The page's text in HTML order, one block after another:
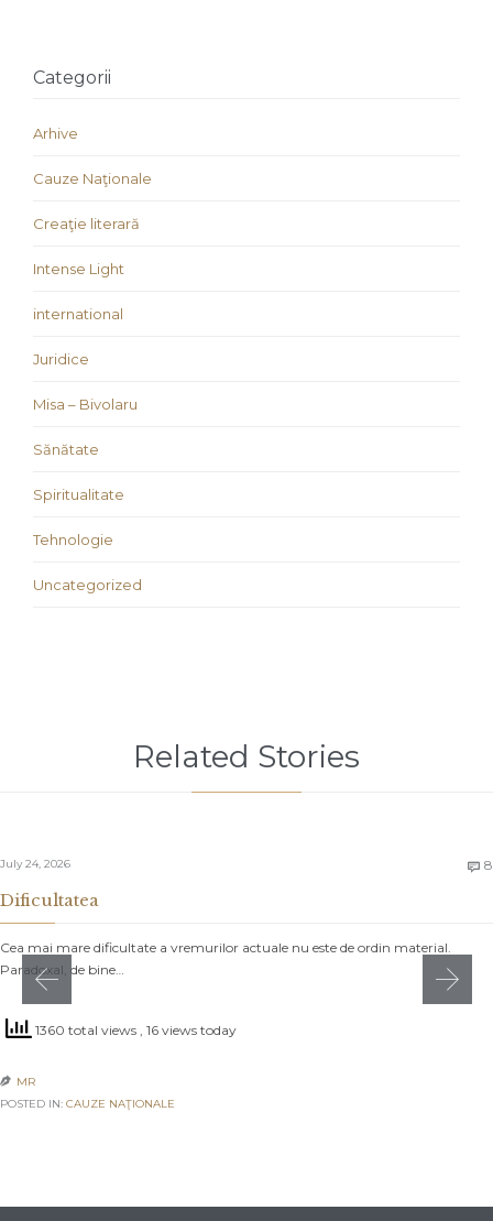
Categorii
Arhive
Cauze Naţionale
Creaţie literară
Intense Light
international
Juridice
Misa – Bivolaru
Sănătate
Spiritualitate
Tehnologie
Uncategorized
Related Stories
July 24, 2026  8
Dificultatea
Cea mai mare dificultate a vremurilor actuale nu este de ordin material.
Paradoxal, de bine…
1360 total views , 16 views today
 MR
POSTED IN: CAUZE NAŢIONALE